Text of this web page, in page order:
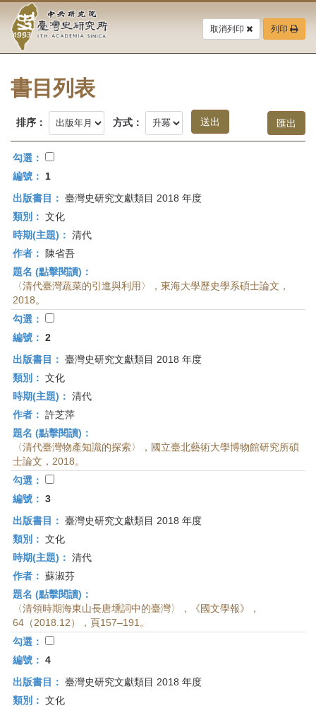
要
中
央
研
究
院-
臺
灣
史
研
究
所-
首
頁
取消列印 列印
書目列表
排序： 方式：
勾選：
編號：
1
出版書目： 臺灣史研究文獻類目 2018 年度
類別： 文化
時期(主題)： 清代
作者：
陳省吾
題名 (點擊閱讀)：
〈清代臺灣蔬菜的引進與利用〉，東海大學歷史學系碩士論文，
2018。
勾選：
編號： 2
出版書目： 臺灣史研究文獻類目 2018 年度
類別： 文化
時期(主題)： 清代
作者： 許芝萍
題名 (點擊閱讀)：
〈清代臺灣物產知識的探索〉，國立臺北藝術大學博物館研究所碩
士論文，2018。
勾選：
編號： 3
出版書目： 臺灣史研究文獻類目 2018 年度
類別： 文化
時期(主題)： 清代
作者： 蘇淑芬
題名 (點擊閱讀)：
〈清領時期海東山長唐壎詞中的臺灣〉，《國文學報》，
64（2018.12），頁157–191。
勾選：
編號： 4
出版書目： 臺灣史研究文獻類目 2018 年度
類別： 文化